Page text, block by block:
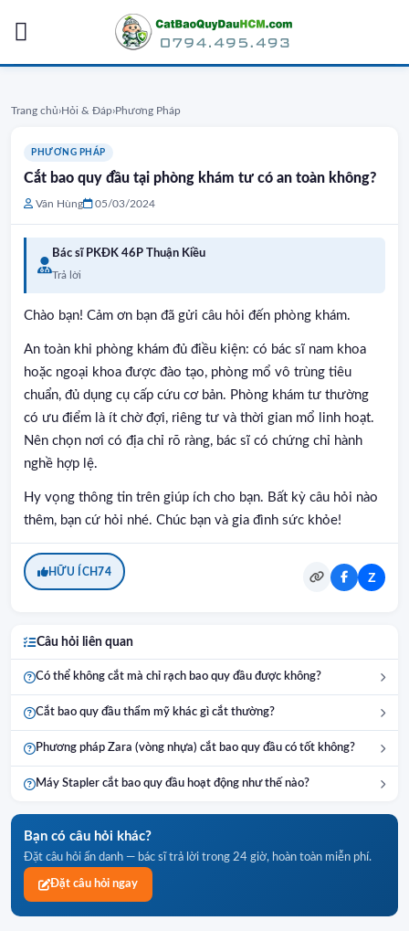
Trang chủ›Hỏi & Đáp›Phương Pháp
PHƯƠNG PHÁP
Cắt bao quy đầu tại phòng khám tư có an toàn không?
Văn Hùng 05/03/2024
Bác sĩ PKĐK 46P Thuận Kiều
Trả lời
Chào bạn! Cảm ơn bạn đã gửi câu hỏi đến phòng khám.
An toàn khi phòng khám đủ điều kiện: có bác sĩ nam khoa
hoặc ngoại khoa được đào tạo, phòng mổ vô trùng tiêu
chuẩn, đủ dụng cụ cấp cứu cơ bản. Phòng khám tư thường
có ưu điểm là ít chờ đợi, riêng tư và thời gian mổ linh hoạt.
Nên chọn nơi có địa chỉ rõ ràng, bác sĩ có chứng chỉ hành
nghề hợp lệ.
Hy vọng thông tin trên giúp ích cho bạn. Bất kỳ câu hỏi nào
thêm, bạn cứ hỏi nhé. Chúc bạn và gia đình sức khỏe!
HỮU ÍCH74 Z
Câu hỏi liên quan
Có thể không cắt mà chỉ rạch bao quy đầu được không?
Cắt bao quy đầu thẩm mỹ khác gì cắt thường?
Phương pháp Zara (vòng nhựa) cắt bao quy đầu có tốt không?
Máy Stapler cắt bao quy đầu hoạt động như thế nào?
Bạn có câu hỏi khác?
Đặt câu hỏi ẩn danh — bác sĩ trả lời trong 24 giờ, hoàn toàn miễn phí.
Đặt câu hỏi ngay